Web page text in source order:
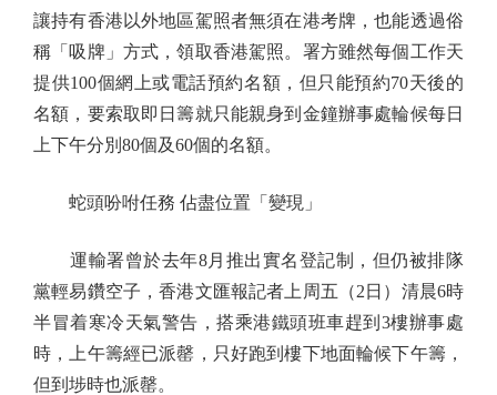
讓持有香港以外地區駕照者無須在港考牌，也能透過俗
稱「吸牌」方式，領取香港駕照。署方雖然每個工作天
提供100個網上或電話預約名額，但只能預約70天後的
名額，要索取即日籌就只能親身到金鐘辦事處輪候每日
上下午分別80個及60個的名額。
蛇頭吩咐任務 佔盡位置「變現」
運輸署曾於去年8月推出實名登記制，但仍被排隊
黨輕易鑽空子，香港文匯報記者上周五（2日）清晨6時
半冒着寒冷天氣警告，搭乘港鐵頭班車趕到3樓辦事處
時，上午籌經已派罄，只好跑到樓下地面輪候下午籌，
但到埗時也派罄。